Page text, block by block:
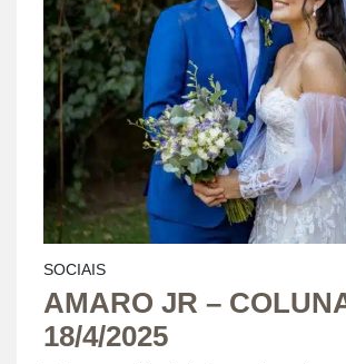
SOCIAIS
AMARO JR –
18/4/2025